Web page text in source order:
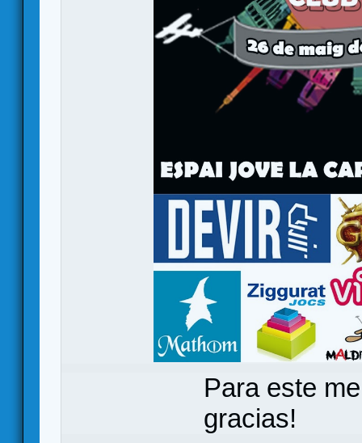
Para este
gracias!